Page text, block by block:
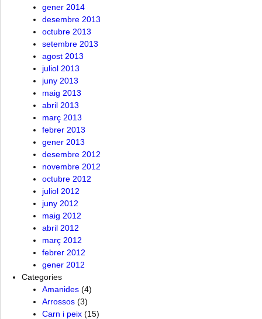
gener 2014
desembre 2013
octubre 2013
setembre 2013
agost 2013
juliol 2013
juny 2013
maig 2013
abril 2013
març 2013
febrer 2013
gener 2013
desembre 2012
novembre 2012
octubre 2012
juliol 2012
juny 2012
maig 2012
abril 2012
març 2012
febrer 2012
gener 2012
Categories
Amanides (4)
Arrossos (3)
Carn i peix (15)